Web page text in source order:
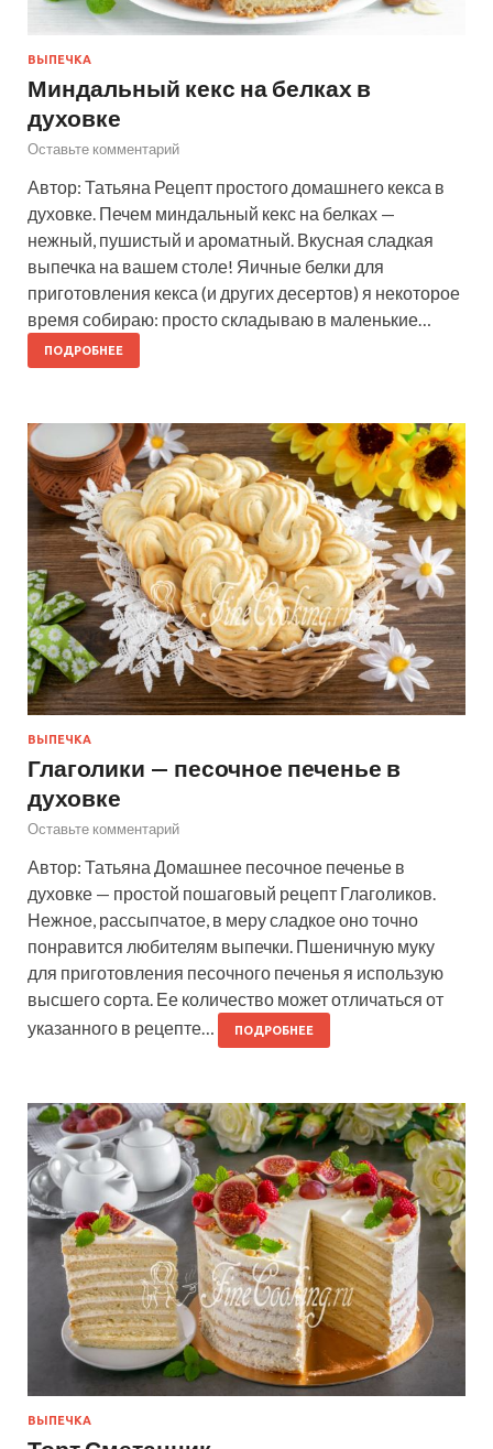
ВЫПЕЧКА
Миндальный кекс на белках в
духовке
Оставьте комментарий
Автор: Татьяна Рецепт простого домашнего кекса в
духовке. Печем миндальный кекс на белках —
нежный, пушистый и ароматный. Вкусная сладкая
выпечка на вашем столе! Яичные белки для
приготовления кекса (и других десертов) я некоторое
время собираю: просто складываю в маленькие…
ПОДРОБНЕЕ
ВЫПЕЧКА
Глаголики — песочное печенье в
духовке
Оставьте комментарий
Автор: Татьяна Домашнее песочное печенье в
духовке — простой пошаговый рецепт Глаголиков.
Нежное, рассыпчатое, в меру сладкое оно точно
понравится любителям выпечки. Пшеничную муку
для приготовления песочного печенья я использую
высшего сорта. Ее количество может отличаться от
указанного в рецепте…
ПОДРОБНЕЕ
ВЫПЕЧКА